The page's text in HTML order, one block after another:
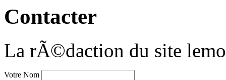
Contacter
La rÃ©daction du site
Votre Nom